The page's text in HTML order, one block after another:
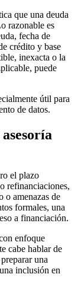
que una deuda
razonable es
fecha de
crédito y base
inexacta o la
puede
útil para
de datos.
el plazo
refinanciaciones,
o amenazas de
formales, una
a financiación.
enfoque
cabe hablar de
una
inclusión en